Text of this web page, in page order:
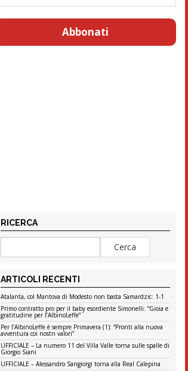
Abbonati
RICERCA
ARTICOLI RECENTI
Atalanta, col Mantova di Modesto non basta Samardzic: 1-1
Primo contratto pro per il baby esordiente Simonelli: “Gioia e
gratitudine per l’AlbinoLeffe”
Per l’AlbinoLeffe è sempre Primavera (1): “Pronti alla nuova
avventura coi nostri valori”
UFFICIALE – La numero 11 del Villa Valle torna sulle spalle di
Giorgio Siani
UFFICIALE – Alessandro Sangiorgi torna alla Real Calepina